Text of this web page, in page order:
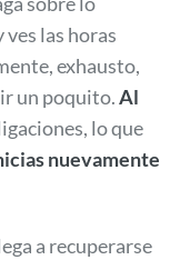
las horas
exhausto,
un poquito.Al
lo que
nuevamente
a recuperarse